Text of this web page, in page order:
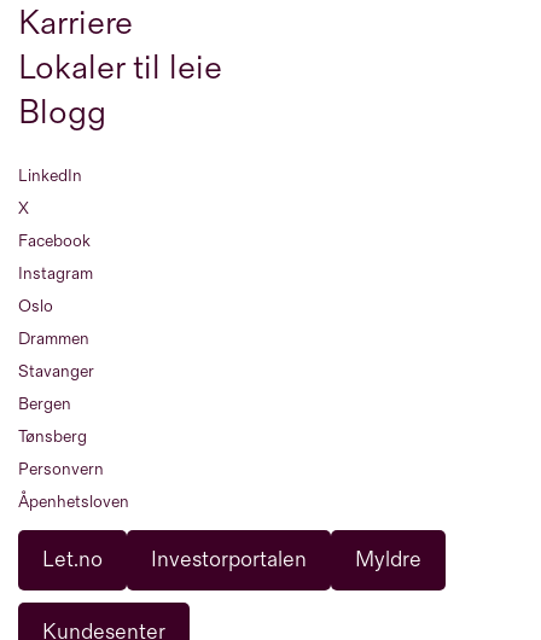
Karriere
Lokaler til leie
Blogg
LinkedIn
X
Facebook
Instagram
Oslo
Drammen
Stavanger
Bergen
Tønsberg
Personvern
Åpenhetsloven
Let.no Investorportalen Myldre
Kundesenter